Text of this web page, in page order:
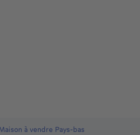
à vendre Pays-bas